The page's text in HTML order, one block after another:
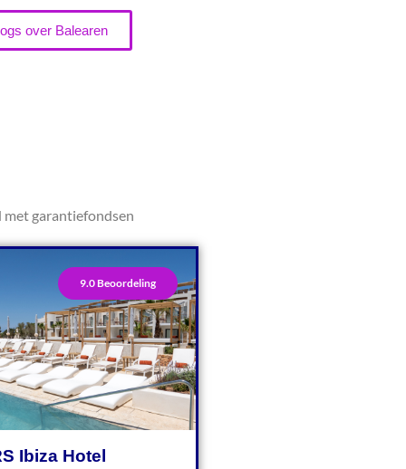
over Balearen
met garantiefondsen
9.0 Beoordeling
Ibiza Hotel